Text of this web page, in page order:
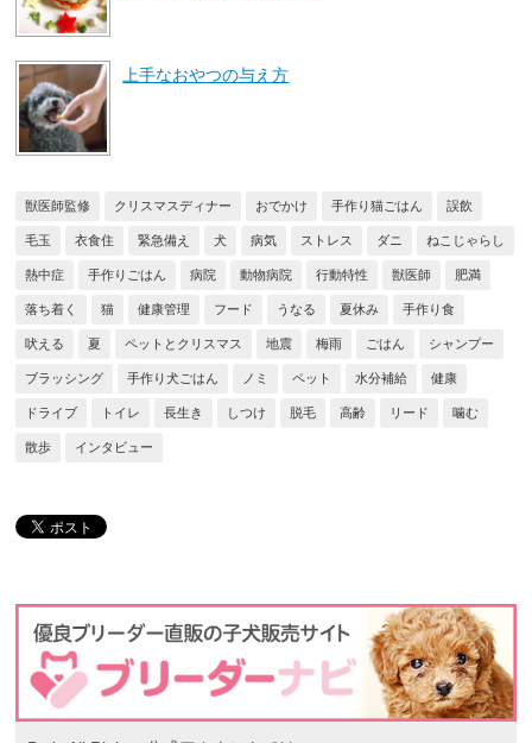
上手なおやつの与え方
獣医師監修 クリスマスディナー おでかけ 手作り猫ごはん 誤飲
毛玉 衣食住 緊急備え 犬 病気 ストレス ダニ ねこじゃらし
熱中症 手作りごはん 病院 動物病院 行動特性 獣医師 肥満
落ち着く 猫 健康管理 フード うなる 夏休み 手作り食
吠える 夏 ペットとクリスマス 地震 梅雨 ごはん シャンプー
ブラッシング 手作り犬ごはん ノミ ペット 水分補給 健康
ドライブ トイレ 長生き しつけ 脱毛 高齢 リード 噛む
散歩 インタビュー